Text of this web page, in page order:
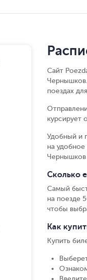
Сайт
поездах
курсирует
Удобный и
на
Чернышков
Сколько
Самый
на поезде
чтобы
Как
Купить